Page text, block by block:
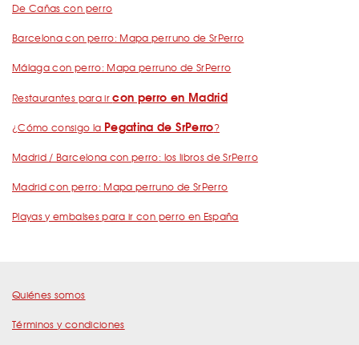
De Cañas con perro
Barcelona con perro: Mapa perruno de SrPerro
Málaga con perro: Mapa perruno de SrPerro
Restaurantes para ircon perro en Madrid
¿Cómo consigo la Pegatina de SrPerro?
Madrid / Barcelona con perro: los libros de SrPerro
Madrid con perro: Mapa perruno de SrPerro
Playas y embalses para ir con perro en España
Quiénes somos
Términos y condiciones